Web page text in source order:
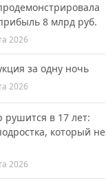
8 млрд руб.
2026
за одну ночь
2026
рушится в 17 лет:
который не
2026